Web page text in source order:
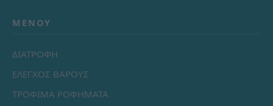
ΜΕΝΟΎ
ΔΙΑΤΡΟΦΗ
ΕΛΕΓΧΟΣ ΒΑΡΟΥΣ
ΤΡΟΦΙΜΑ ΡΟΦΗΜΑΤΑ